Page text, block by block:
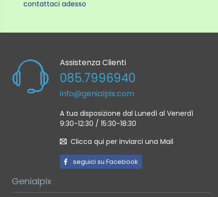
contattaci adesso
Assistenza Clienti
085.7996940
info@genialpix.com
A tua disposizione dal Lunedì al Venerdì
9:30-12:30 / 15:30-18:30
Clicca qui per inviarci una Mail
seguici su Facebook
Genialpix